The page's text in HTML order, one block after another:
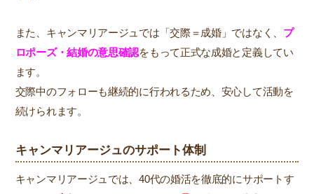
また、キャンマリアージュでは「交際＝成婚」ではなく、 プ
ロポーズ・結婚の意思確認をもって正式な成婚と定義してい
ます。
交際中のフォローも継続的に行われるため、安心して活動を
続けられます。
キャンマリアージュのサポート体制
キャンマリアージュでは、40代の婚活を徹底的にサポートす